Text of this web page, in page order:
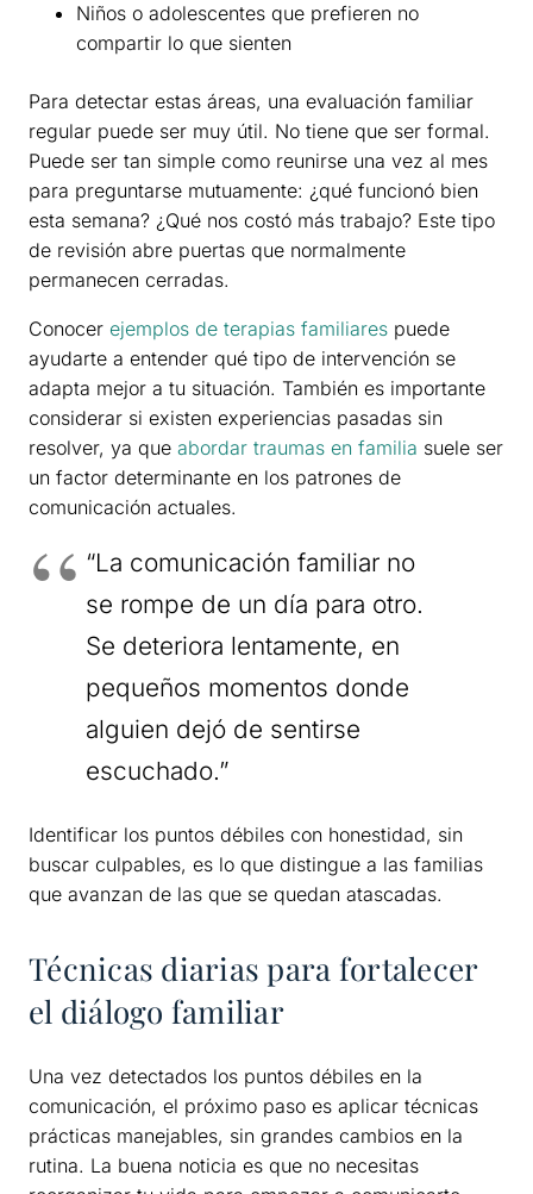
Niños o adolescentes que prefieren no
compartir lo que sienten
Para detectar estas áreas, una evaluación familiar
regular puede ser muy útil. No tiene que ser formal.
Puede ser tan simple como reunirse una vez al mes
para preguntarse mutuamente: ¿qué funcionó bien
esta semana? ¿Qué nos costó más trabajo? Este tipo
de revisión abre puertas que normalmente
permanecen cerradas.
Conocer ejemplos de terapias familiares puede
ayudarte a entender qué tipo de intervención se
adapta mejor a tu situación. También es importante
considerar si existen experiencias pasadas sin
resolver, ya que abordar traumas en familia suele ser
un factor determinante en los patrones de
comunicación actuales.
“La comunicación familiar no
se rompe de un día para otro.
Se deteriora lentamente, en
pequeños momentos donde
alguien dejó de sentirse
escuchado.”
Identificar los puntos débiles con honestidad, sin
buscar culpables, es lo que distingue a las familias
que avanzan de las que se quedan atascadas.
Técnicas diarias para fortalecer
el diálogo familiar
Una vez detectados los puntos débiles en la
comunicación, el próximo paso es aplicar técnicas
prácticas manejables, sin grandes cambios en la
rutina. La buena noticia es que no necesitas